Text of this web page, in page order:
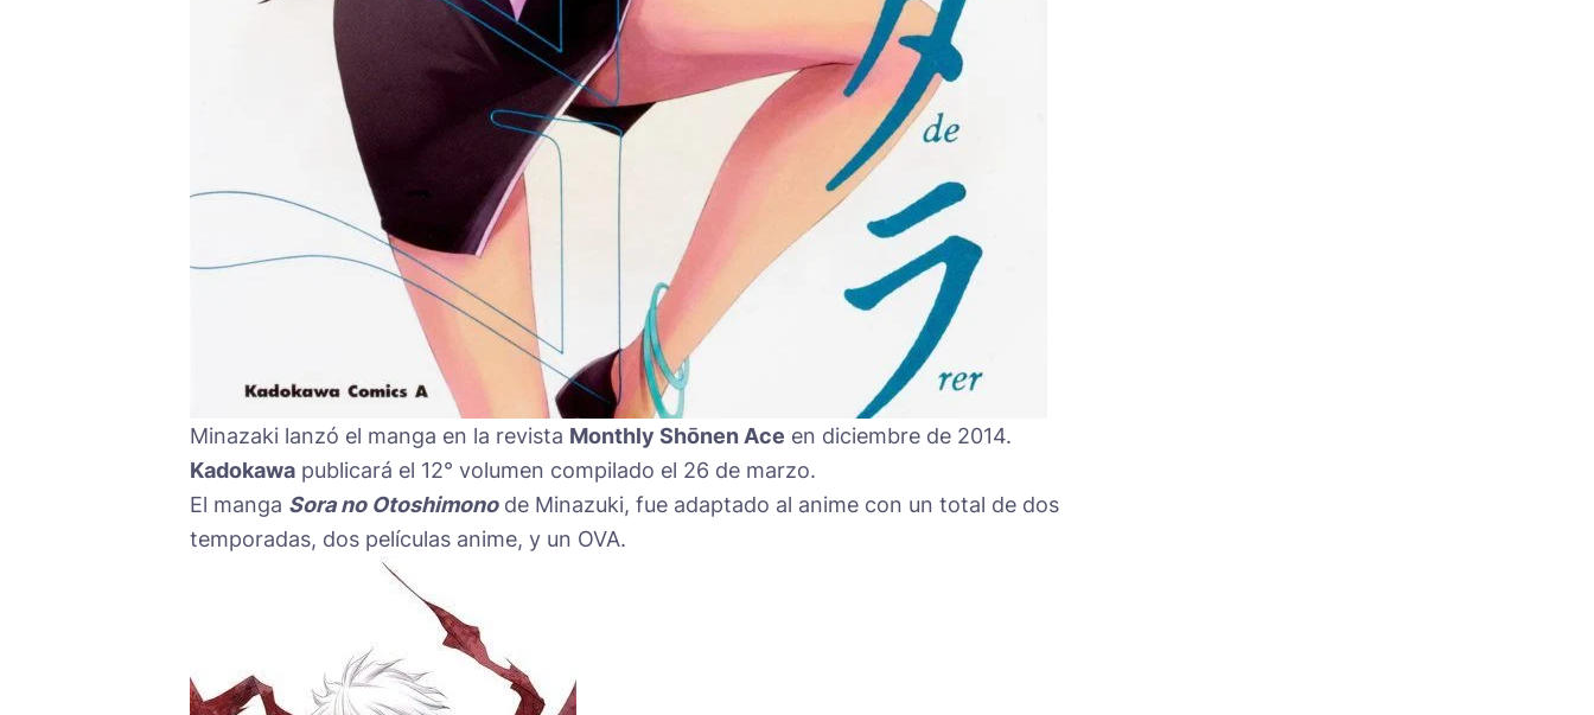
Minazaki lanzó el manga en la revista Monthly Shōnen Ace en diciembre de 2014.
Kadokawa publicará el 12° volumen compilado el 26 de marzo.
El manga Sora no Otoshimonode Minazuki, fue adaptado al anime con un total de dos
temporadas, dos películas anime, y un OVA.